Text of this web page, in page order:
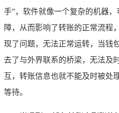
手”，软件就像一个复杂的机器
障，从而影响了转账的正常流程
现了问题，无法正常运转，当钱
去了与外界联系的桥梁，无法及
互，转账信息也就不能及时被处
等待。